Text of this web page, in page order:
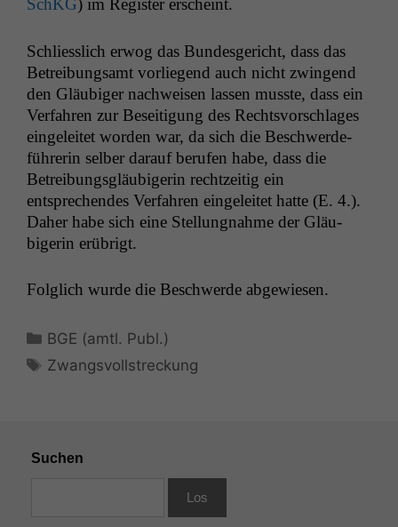
SchKG) im Reg­is­ter erscheint.
Schliesslich erwog das Bun­des­gericht, dass das
Betrei­bungsamt vor­liegend auch nicht zwin­gend
den Gläu­biger nach­weisen lassen musste, dass ein
Ver­fahren zur Besei­t­i­gung des Rechtsvorschlages
ein­geleit­et wor­den war, da sich die Beschw­erde­
führerin sel­ber darauf berufen habe, dass die
Betrei­bungs­gläu­bigerin rechtzeit­ig ein
entsprechen­des Ver­fahren ein­geleit­et hat­te (E. 4.).
Daher habe sich eine Stel­lung­nahme der Gläu­
bigerin erübrigt.
Fol­glich wurde die Beschw­erde abgewiesen.
Kategorien
BGE (amtl. Publ.)
Schlagwörter
Zwangsvollstreckung
Suchen